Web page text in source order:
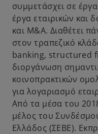
συμμετάσχει σε
έργα εταιρικών και
και Μ&Α. Διαθέτει
στον τραπεζικό
banking, structured
διοργάνωση
κοινοπρακτικών
για λογαριασμό
Από τα μέσα του
μέλος του
Ελλάδος (ΣΕΒΕ).